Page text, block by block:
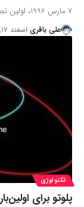
7 مارس 1996، اولین تصاویر از سطح پلوتو از زمان کشف آن…
علی باقری اسفند ۱۷, ۱۴۰۲
تکنولوژی
پلوتو برای